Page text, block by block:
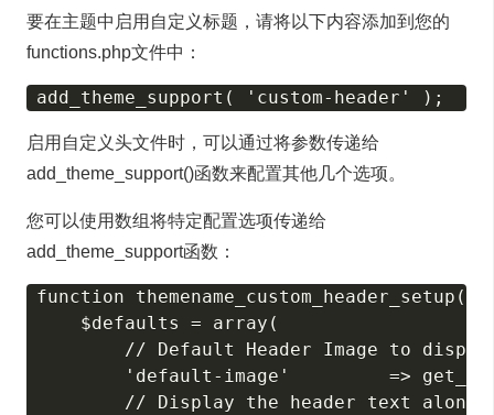
要在主题中启用自定义标题，请将以下内容添加到您的
functions.php文件中：
启用自定义头文件时，可以通过将参数传递给
add_theme_support()函数来配置其他几个选项。
您可以使用数组将特定配置选项传递给
add_theme_support函数：
function themename_custom_header_setup()
    $defaults = array(
// Default Header Image to
'default-image'         =>
// Display the header text along